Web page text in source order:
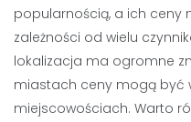
popularnością, a ich ceny
zależności od wielu
lokalizacja ma ogromne
miastach ceny mogą być
miejscowościach. Warto